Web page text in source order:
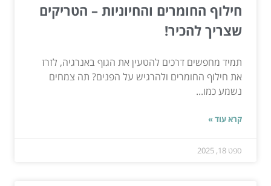
חילוף החומרים והחיוניות – הטריקים
שצריך להכיר!
תמיד מחפשים דרכים להטעין את הגוף באנרגיה, לזרז
את חילוף החומרים ולהרגיש על הפנים? תה צמחים
נשמע כמו...
קרא עוד »
ספט 18, 2025